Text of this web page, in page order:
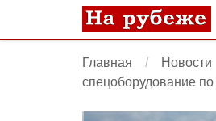
Главная Новости
спецоборудование по